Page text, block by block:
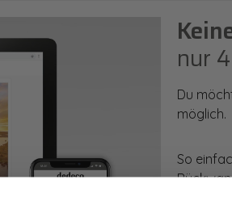
nur
Du
möglich.
So